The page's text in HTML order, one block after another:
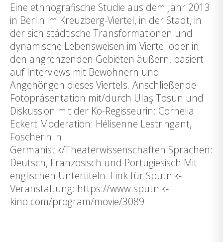
Eine ethnografische Studie aus dem Jahr 2013
in Berlin im Kreuzberg-Viertel, in der Stadt, in
der sich städtische Transformationen und
dynamische Lebensweisen im Viertel oder in
den angrenzenden Gebieten äußern, basiert
auf Interviews mit Bewohnern und
Angehörigen dieses Viertels. Anschließende
Fotopräsentation mit/durch Ulaş Tosun und
Diskussion mit der Ko-Regisseurin: Cornelia
Eckert Moderation: Hélisenne Lestringant,
Foscherin in
Germanistik/Theaterwissenschaften Sprachen:
Deutsch, Französisch und Portugiesisch Mit
englischen Untertiteln. Link für Sputnik-
Veranstaltung: https://www.sputnik-
kino.com/program/movie/3089